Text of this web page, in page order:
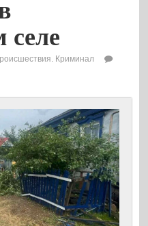
селе
Криминал